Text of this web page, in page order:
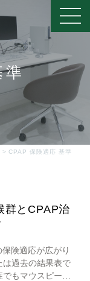
準
CPAP 保険適応 基準
群とCPAP治
険適応が広がり
は過去の結果表で
もマウスピース